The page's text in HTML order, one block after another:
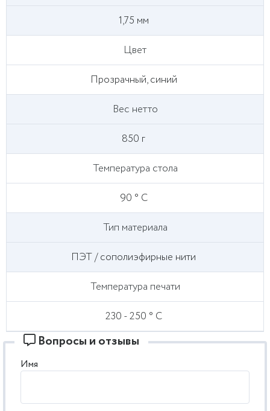
1,75 мм
Цвет
Прозрачный, синий
Вес нетто
850 г
Температура стола
90 ° С
Тип материала
ПЭТ / сополиэфирные нити
Температура печати
230 - 250 ° С
Вопросы и отзывы
Имя